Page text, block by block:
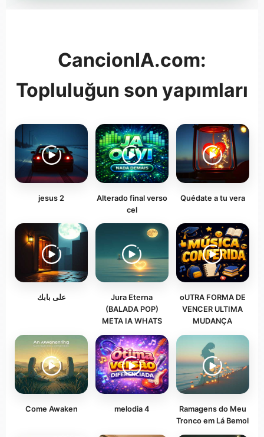
CancionIA.com:
Topluluğun son yapımları
jesus 2
Alterado final verso
cel
Quédate a tu vera
على بابك
Jura Eterna
(BALADA POP)
META IA WHATS
oUTRA FORMA DE
VENCER ULTIMA
MUDANÇA
Come Awaken melodia 4
Ramagens do Meu
Tronco em Lá Bemol